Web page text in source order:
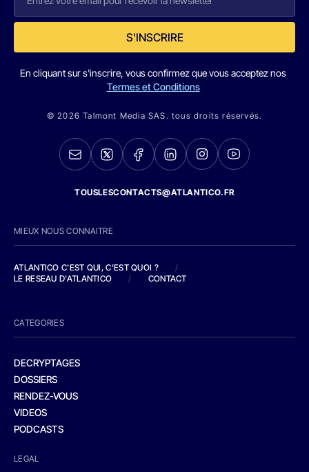
S'INSCRIRE
En cliquant sur s'inscrire, vous confirmez que vous acceptez nos
Termes et Conditions
© 2026 Talmont Media SAS. tous droits réservés.
TOUSLESCONTACTS@ATLANTICO.FR
MIEUX NOUS CONNAITRE
ATLANTICO C'EST QUI, C'EST QUOI ?
/
LE RESEAU D'ATLANTICO
/ CONTACT
CATEGORIES
DECRYPTAGES
DOSSIERS
RENDEZ-VOUS
VIDEOS
PODCASTS
LEGAL